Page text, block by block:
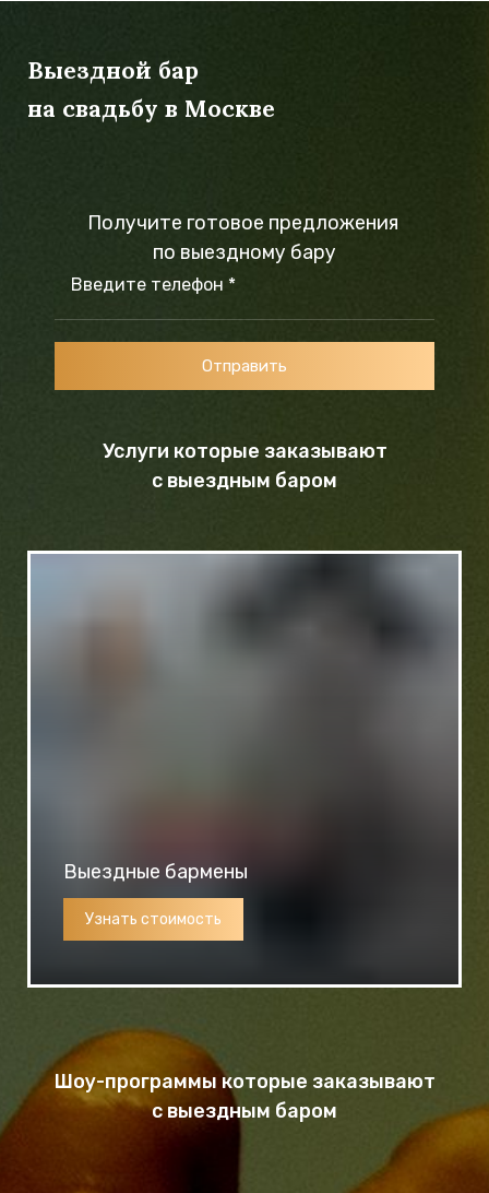
Введите телефон *
Отправить
Получите готовое предложения
по выездному бару
Выездной бар
на свадьбу в Москве
Услуги которые заказывают
с выездным баром
Выездные бармены
Узнать стоимость
Шоу-программы которые заказывают
с выездным баром